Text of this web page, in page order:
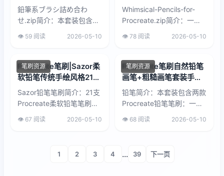
Procreate笔刷
鉛筆系ブラシ詰め合わ
せ.zip简介：本套装包含4
款精心调整的Procreate铅
铅笔的...
👁️ 59 阅读 2026-05-10
刷
Whimsical-Pencils-for-
Procreate.zip简介：一套
包含8支Procreate笔刷的
👁️ 78 阅读 2026-05-10
笔刷资源
Procreate笔刷|Sazor柔
软铅笔传统手绘风格21支
套装
Sazor铅笔笔刷简介：21支
Procreate柔软铅笔笔刷，
模拟传统手绘质感，适合速
👁️ 67 阅读 2026-05-10
笔刷资源
Procreate笔刷自然铅笔
画笔+粗糙画笔套装手绘
素描铅笔质感
铅笔简介：本套装包含两款
Procreate铅笔笔刷：一款
是经过优化的自然铅笔画
👁️ 68 阅读 2026-05-10
1 2 3 4 ... 39 下一页